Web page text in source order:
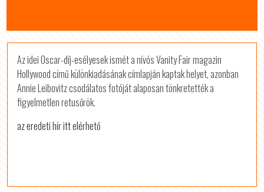
Az idei Oscar-díj-esélyesek ismét a nívós Vanity Fair magazin
Hollywood című különkiadásának címlapján kaptak helyet, azonban
Annie Leibovitz csodálatos fotóját alaposan tönkretették a
figyelmetlen retusőrök.
az eredeti hír itt elérhető